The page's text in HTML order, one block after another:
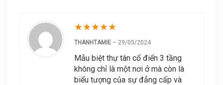
★★★★★
THANHTAMIE – 29/05/2024
Mẫu biệt thự tân cổ điển 3 tầng
không chỉ là một nơi ở mà còn là
biểu tượng của sự đẳng cấp và